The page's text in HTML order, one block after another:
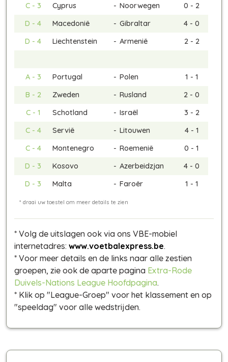
C - 3
Cyprus - Noorwegen
0 - 2
D - 4
Macedonië - Gibraltar
4 - 0
D - 4
Liechtenstein - Armenië 2 - 2
A - 3 Portugal - Polen
1 - 1
B - 2
Zweden - Rusland
2 - 0
C - 1
Schotland - Israël
3 - 2
C - 4
Servië - Litouwen
4 - 1
C - 4
Montenegro - Roemenië
0 - 1
D - 3
Kosovo - Azerbeidzjan
4 - 0
D - 3
Malta - Faroër 1 - 1
* Volg de uitslagen ook via ons VBE-mobiel
internetadres: www.voetbalexpress.be.
* Voor meer details en de links naar alle zestien
groepen, zie ook de aparte pagina Extra-Rode
Duivels-Nations League Hoofdpagina.
* Klik op "League-Groep" voor het klassement en op
"speeldag" voor alle wedstrijden.